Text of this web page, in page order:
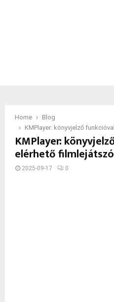
Home
Blog
KMPlayer: könyvjelző
KMPlayer:
elérhető
2025-09-17 0